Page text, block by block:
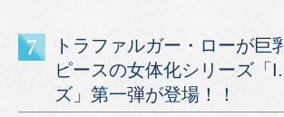
トラファルガー・ローが巨
ピースの女体化シリーズ「
ズ」第一弾が登場！！